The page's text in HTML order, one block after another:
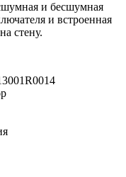
и бесшумная
и встроенная
стену.